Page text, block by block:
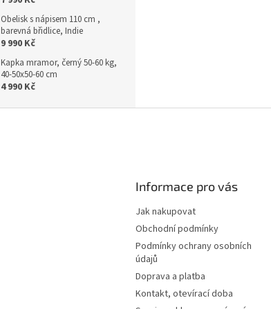
Obelisk s nápisem 110 cm ,
barevná břidlice, Indie
9 990 Kč
Kapka mramor, černý 50-60 kg,
40-50x50-60 cm
4 990 Kč
Informace pro vás
Jak nakupovat
Obchodní podmínky
Podmínky ochrany osobních
údajů
Doprava a platba
Kontakt, otevírací doba